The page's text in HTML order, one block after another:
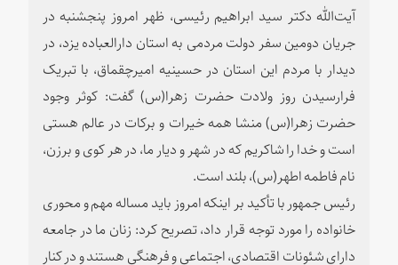
آیت‌الله دکتر سید ابراهیم رئیسی، ظهر امروز پنجشنبه در
جریان دومین سفر دولت مردمی به استان دارالعباده یزد، در
دیدار با مردم این استان در حسینیه امیرچقماق، با تبریک
فرارسیدن روز ولادت حضرت زهرا(س) گفت: کوثر وجود
حضرت زهرا(س) منشا همه خیرات و برکات در عالم هستی
است و خدا را شاکریم که در شهر و دیار ما، در هر کوی و برزن،
نام فاطمه اطهر(س)، بلند است.
رئیس جمهور با تأکید بر اینکه امروز باید مساله مهم و محوری
خانواده را مورد توجه قرار داد، تصریح کرد: زنان ما در جامعه
دارای شئونات اقتصادی، اجتماعی و فرهنگی هستند و در کنار